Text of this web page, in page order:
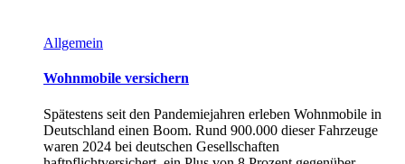
Allgemein
Wohnmobile versichern
Spätestens seit den Pandemiejahren erleben Wohnmobile in
Deutschland einen Boom. Rund 900.000 dieser Fahrzeuge
waren 2024 bei deutschen Gesellschaften